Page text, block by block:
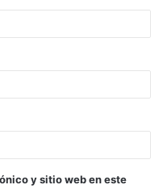
y sitio web en este